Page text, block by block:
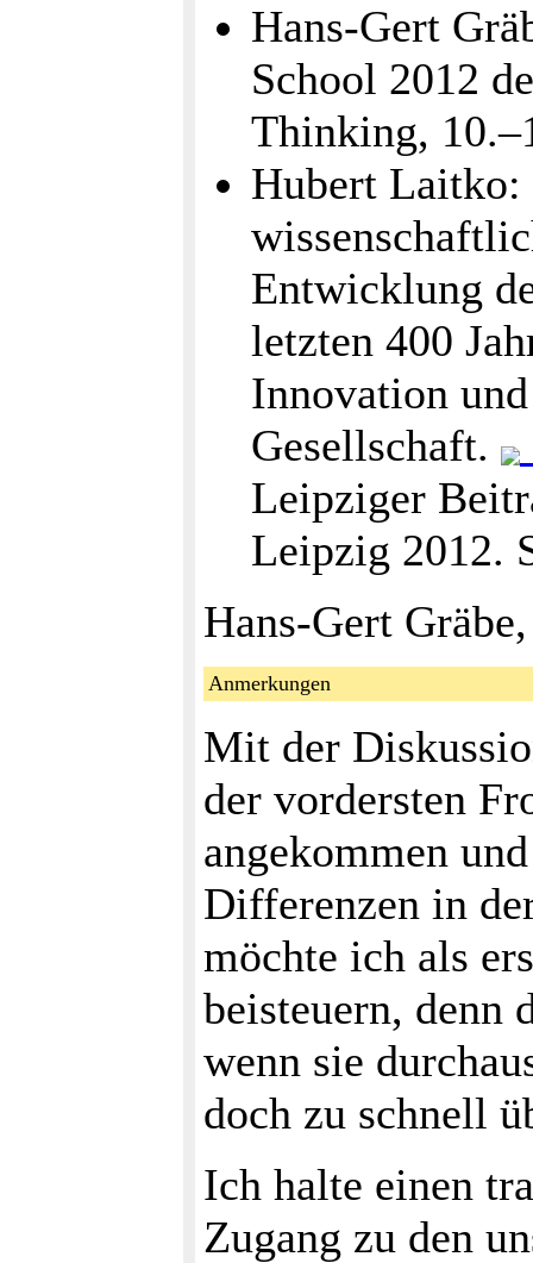
Hans-Gert
School 2012
Thinking,
Hubert Laitko:
Entwicklung
letzten 400
Innovation
Gesellschaft.
Leipziger
Leipzig 2012.
Hans-Gert
Anmerkungen
Mit der
der vordersten
angekommen
Differenzen in
möchte ich als
beisteuern,
wenn sie
doch zu schnell
Ich halte einen
Zugang zu den